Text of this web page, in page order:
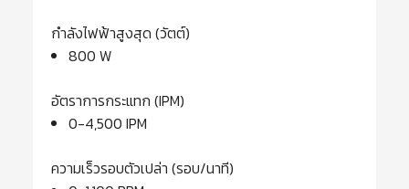
กำลังไฟฟ้าสูงสุด (วัตต์)
800 W
อัตราการกระแทก (IPM)
0-4,500 IPM
ความเร็วรอบตัวเปล่า (รอบ/นาที)